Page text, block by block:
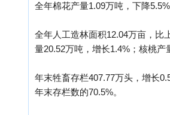
全年棉花产量1.09万吨，下降
全年人工造林面积12.04万亩，比
量20.52万吨，增长1.4%；核桃产
年末牲畜存栏407.77万头，增长
年末存栏数的70.5%。